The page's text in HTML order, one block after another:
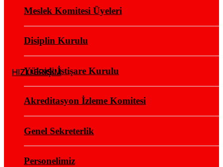
HIZLI ERİŞİM
Meslek Komitesi Üyeleri
Disiplin Kurulu
Yüksek İstişare Kurulu
Akreditasyon İzleme Komitesi
Genel Sekreterlik
Personelimiz